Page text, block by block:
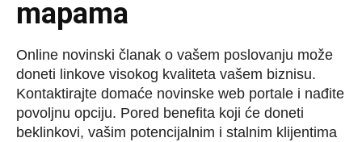
mapama
Online novinski članak o vašem poslovanju može
doneti linkove visokog kvaliteta vašem biznisu.
Kontaktirajte domaće novinske web portale i nađite
povoljnu opciju. Pored benefita koji će doneti
beklinkovi, vašim potencijalnim i stalnim klijentima